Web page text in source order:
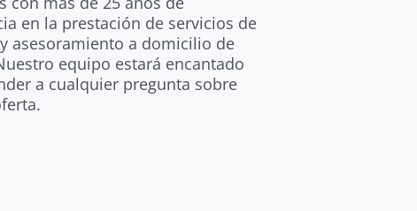
en la prestación de servicios de
asesoramiento a domicilio de
equipo estará encantado
a cualquier pregunta sobre